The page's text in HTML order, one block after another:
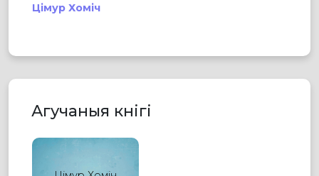
Цімур Хоміч
Агучаныя кнігі